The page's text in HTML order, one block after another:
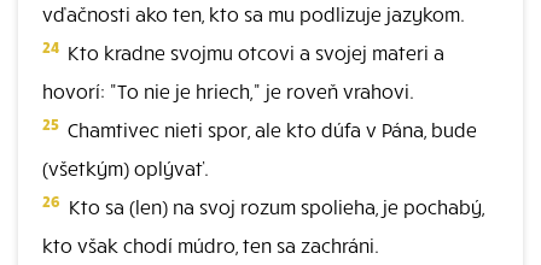
vďačnosti ako ten, kto sa mu podlizuje jazykom.
24 Kto kradne svojmu otcovi a svojej materi a
hovorí: "To nie je hriech," je roveň vrahovi.
25 Chamtivec nieti spor, ale kto dúfa v Pána, bude
(všetkým) oplývať.
26 Kto sa (len) na svoj rozum spolieha, je pochabý,
kto však chodí múdro, ten sa zachráni.